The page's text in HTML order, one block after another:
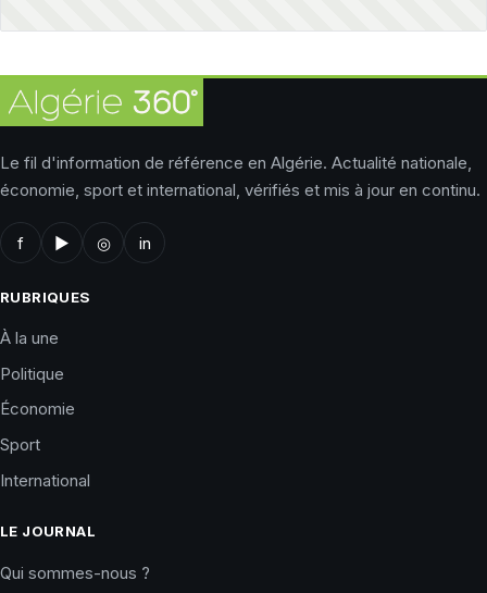
Le fil d'information de référence en Algérie. Actualité nationale,
économie, sport et international, vérifiés et mis à jour en continu.
f ▶ ◎ in
RUBRIQUES
À la une
Politique
Économie
Sport
International
LE JOURNAL
Qui sommes-nous ?